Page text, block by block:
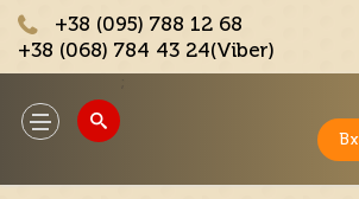
+38 (095) 788 12 68
+38 (068) 784 43 24(Viber)
Toggle
navigation